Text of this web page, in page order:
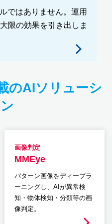
ではありません。運用
限の効果を引き出しま
のAIソリューシ
画像判定
MMEye
パターン画像をディープラ
ーニングし、AIが異常検
知・物体検知・分類等の画
像判定。